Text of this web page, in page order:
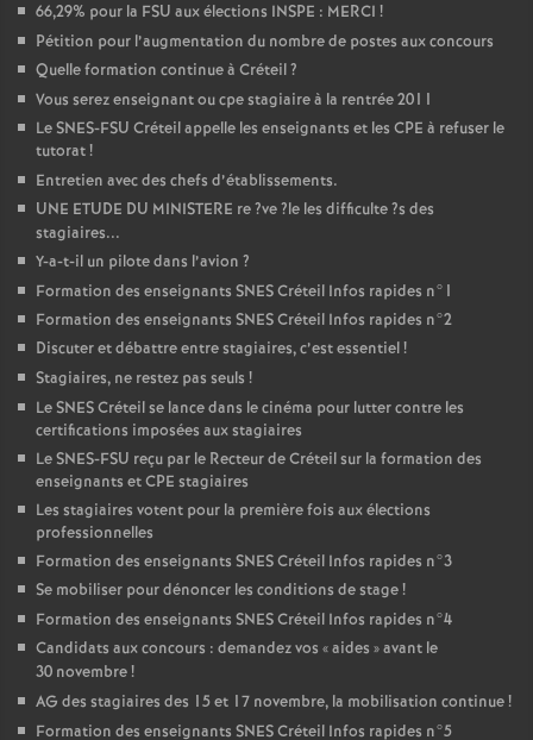
66,29% pour la FSU aux élections INSPE : MERCI !
Pétition pour l’augmentation du nombre de postes aux concours
Quelle formation continue à Créteil?
Vous serez enseignant ou cpe stagiaire à la rentrée 2011
LeSNES-FSU Créteil appelle les enseignants et les CPE à refuser le
tutorat!
Entretien avec des chefs d’établissements.
UNE ETUDE DU MINISTERE re?ve?le les difficulte?s des
stagiaires...
Y-a-t-il un pilote dans l’avion ?
Formation des enseignants SNESCréteil Infos rapides n°1
Formation des enseignants SNESCréteil Infos rapides n°2
Discuter et débattre entre stagiaires, c’est essentiel!
Stagiaires, ne restez pas seuls !
LeSNESCréteil se lance dans le cinéma pour lutter contre les
certifications imposées aux stagiaires
LeSNES-FSU reçu par le Recteur de Créteil sur la formation des
enseignants etCPE stagiaires
Les stagiaires votent pour la première fois aux élections
professionnelles
Formation des enseignants SNESCréteil Infos rapides n°3
Se mobiliser pour dénoncer les conditions de stage!
Formation des enseignants SNESCréteil Infos rapides n°4
Candidats aux concours : demandez vos «aides » avant le
30 novembre!
AG des stagiaires des 15 et 17 novembre, la mobilisation continue!
Formation des enseignants SNESCréteil Infos rapides n°5